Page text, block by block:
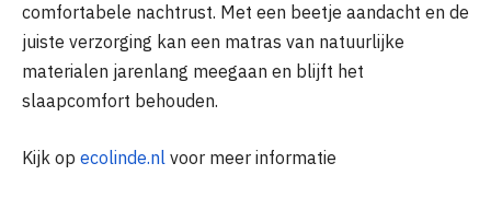
comfortabele nachtrust. Met een beetje aandacht en de
juiste verzorging kan een matras van natuurlijke
materialen jarenlang meegaan en blijft het
slaapcomfort behouden.
Kijk op ecolinde.nl voor meer informatie